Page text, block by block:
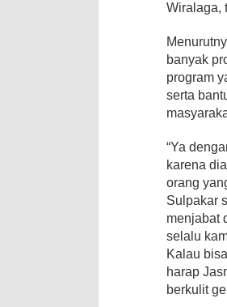
Wiralaga,
banyak
program
serta
“Ya
karena
orang
Sulpakar
menjabat
selalu
Kalau
harap
berkulit